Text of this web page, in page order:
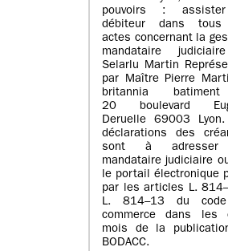
pouvoirs :
débiteur dans
actes concernant la
mandataire
Selarlu Martin
par Maître Pierre
britannia
20 boulevard
Deruelle 69003
déclarations des
sont à adresser
mandataire judiciaire
le portail électronique
par les articles L.
L. 814–13 du
commerce dans les
mois de la
BODACC.